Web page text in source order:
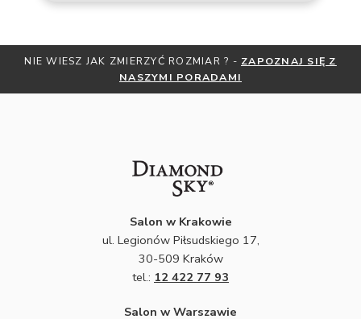
NIE WIESZ JAK ZMIERZYĆ ROZMIAR ? - ZAPOZNAJ SIĘ Z
NASZYMI PORADAMI
Salon w Krakowie
ul. Legionów Piłsudskiego 17,
30-509 Kraków
tel.: 12 422 77 93
Salon w Warszawie